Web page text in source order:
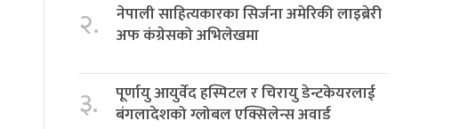
२.
नेपाली साहित्यकारका सिर्जना अमेरिकी लाइब्रेरी
अफ कंग्रेसको अभिलेखमा
३.
पूर्णायु आयुर्वेद हस्पिटल र चिरायु डेन्टकेयरलाई
बंगलादेशको ग्लोबल एक्सिलेन्स अवार्ड